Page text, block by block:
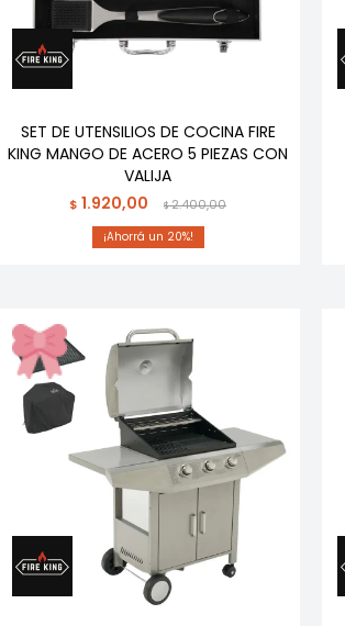
SET DE UTENSILIOS DE COCINA FIRE
KING MANGO DE ACERO 5 PIEZAS CON
VALIJA
$ 1.920,00 $2.400,00
20